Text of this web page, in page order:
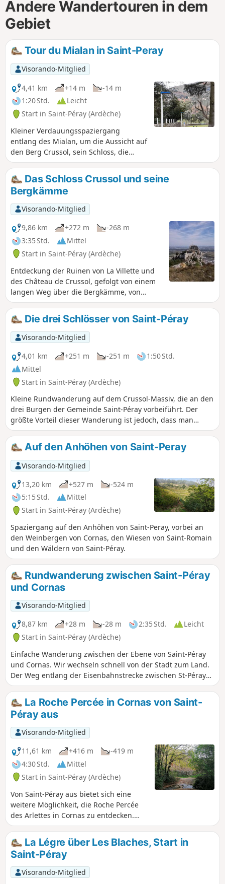
Andere Wandertouren in dem
Gebiet
Tour du Mialan in Saint-Peray
Visorando-Mitglied
4,41 km
+14 m
-14 m
1:20 Std.
Leicht
Start in Saint-Péray (Ardèche)
Kleiner Verdauungsspaziergang
entlang des Mialan, um die Aussicht auf
den Berg Crussol, sein Schloss, die
Weinberge und vor allem den Fluss zu
genießen, der im Herbst und Winter
Wasser führt, ansonsten trocken ist.
Dies ist ein klassischer
Sonntagnachmittagsspaziergang für
alle Einwohner von Saint-Perolles.
Das Schloss Crussol und seine
Bergkämme
Visorando-Mitglied
9,86 km
+272 m
-268 m
3:35 Std.
Mittel
Start in Saint-Péray (Ardèche)
Entdeckung der Ruinen von La Villette und
des Château de Crussol, gefolgt von einem
langen Weg über die Bergkämme, von
denen aus man einen Blick auf das Rhonetal
und den Vercors genießen kann.
Die drei Schlösser von Saint-Péray
Visorando-Mitglied
4,01 km
+251 m -251 m
1:50 Std.
Mittel
Start in Saint-Péray (Ardèche)
Kleine Rundwanderung auf dem Crussol-Massiv, die an den
drei Burgen der Gemeinde Saint-Péray vorbeiführt. Der
größte Vorteil dieser Wanderung ist jedoch, dass man
schnell auf den Crussol-Kamm gelangt und von dort aus
das Rhonetal und die Burg Crussol von der Südseite aus
sehen kann. Die Wanderung dauert eine Stunde, aber
planen Sie ruhig doppelt so viel Zeit ein, um die
Sehenswürdigkeiten auf Ihrer Route in Ruhe zu genießen.
Auf den Anhöhen von Saint-Peray
Visorando-Mitglied
13,20 km
+527 m
-524 m
5:15 Std.
Mittel
Start in Saint-Péray (Ardèche)
Spaziergang auf den Anhöhen von Saint-Peray, vorbei an
den Weinbergen von Cornas, den Wiesen von Saint-Romain
und den Wäldern von Saint-Péray.
Rundwanderung zwischen Saint-Péray
und Cornas
Visorando-Mitglied
8,87 km
+28 m -28 m 2:35 Std.
Leicht
Start in Saint-Péray (Ardèche)
Einfache Wanderung zwischen der Ebene von Saint-Péray
und Cornas. Wir wechseln schnell von der Stadt zum Land.
Der Weg entlang der Eisenbahnstrecke zwischen St-Péray
und Cornas ist aufgrund der Umgehungsarbeiten in St-
Péray nicht mehr begehbar.In (2) folgen Sie der D86 in
Richtung Cornas und biegen Sie dann nach der Tankstelle
von Cornas in die erste Straße rechts ein, um zum
Bahnübergang (zwischen 3 und 4) zu gelangen.
La Roche Percée in Cornas von Saint-
Péray aus
Visorando-Mitglied
11,61 km
+416 m
-419 m
4:30 Std.
Mittel
Start in Saint-Péray (Ardèche)
Von Saint-Péray aus bietet sich eine
weitere Möglichkeit, die Roche Percée
des Arlettes in Cornas zu entdecken.
Eine Wanderung mit zahlreichen
Ausblicken auf das Schloss Crussol, das
Rhonetal, den Vercors, die Trois Becs
und bis hin zum Diois, dazu die
herrlichen Weinberge von Saint-Péray
und Cornas.
La Légre über Les Blaches, Start in
Saint-Péray
Visorando-Mitglied